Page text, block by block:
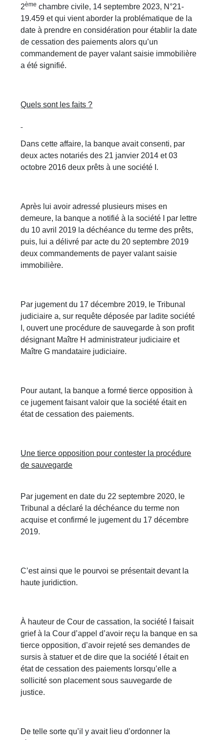
2ème chambre civile, 14 septembre 2023, N°21-
19.459 et qui vient aborder la problématique de la
date à prendre en considération pour établir la date
de cessation des paiements alors qu’un
commandement de payer valant saisie immobilière
a été signifié.
Quels sont les faits ?
Dans cette affaire, la banque avait consenti, par
deux actes notariés des 21 janvier 2014 et 03
octobre 2016 deux prêts à une société I.
Après lui avoir adressé plusieurs mises en
demeure, la banque a notifié à la société I par lettre
du 10 avril 2019 la déchéance du terme des prêts,
puis, lui a délivré par acte du 20 septembre 2019
deux commandements de payer valant saisie
immobilière.
Par jugement du 17 décembre 2019, le Tribunal
judiciaire a, sur requête déposée par ladite société
I, ouvert une procédure de sauvegarde à son profit
désignant Maître H administrateur judiciaire et
Maître G mandataire judiciaire.
Pour autant, la banque a formé tierce opposition à
ce jugement faisant valoir que la société était en
état de cessation des paiements.
Une tierce opposition pour contester la procédure
de sauvegarde
Par jugement en date du 22 septembre 2020, le
Tribunal a déclaré la déchéance du terme non
acquise et confirmé le jugement du 17 décembre
2019.
C’est ainsi que le pourvoi se présentait devant la
haute juridiction.
À hauteur de Cour de cassation, la société I faisait
grief à la Cour d’appel d’avoir reçu la banque en sa
tierce opposition, d’avoir rejeté ses demandes de
sursis à statuer et de dire que la société I était en
état de cessation des paiements lorsqu’elle a
sollicité son placement sous sauvegarde de
justice.
De telle sorte qu’il y avait lieu d’ordonner la